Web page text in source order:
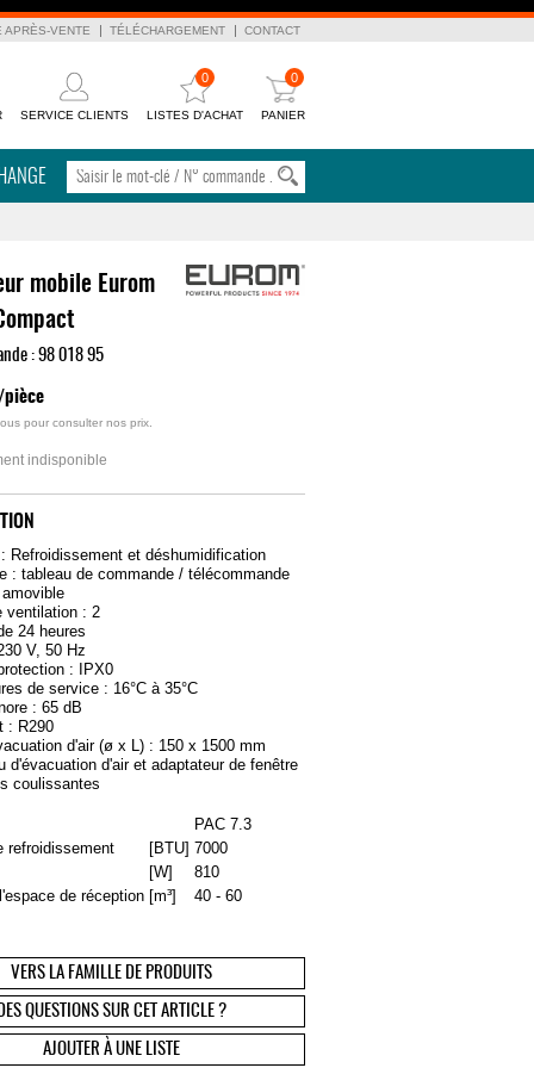
APRÈS-VENTE TÉLÉCHARGEMENT CONTACT
SERVICE CLIENTS
0
LISTES D'ACHAT
0
PANIER
mobile Eurom
:98 018 95
pour consulter nos prix.
indisponible
Refroidissement et déshumidification
: tableau de commande / télécommande
ventilation : 2
24 heures
V, 50 Hz
: IPX0
de service : 16°C à 35°C
: 65 dB
: R290
d'air (ø x L) : 150 x 1500 mm
d'évacuation d'air et adaptateur de fenêtre
coulissantes
PAC 7.3
refroidissement
[BTU] 7000
[W]
810
de réception [m³] 40 - 60
VERS LA FAMILLE DE PRODUITS
DES QUESTIONS SUR CET ARTICLE ?
AJOUTER À UNE LISTE